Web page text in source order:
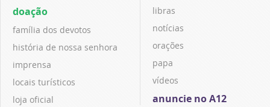
doação
família dos devotos
história de nossa senhora
imprensa
locais turísticos
loja oficial
libras
notícias
orações
papa
vídeos
anuncie no A12